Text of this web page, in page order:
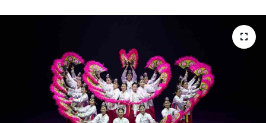
EĞİTİM
SAĞLIK
TV REHBERİ